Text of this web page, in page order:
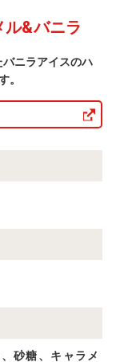
&バニラ
ニラアイスのハ
。
砂糖、キャラメ